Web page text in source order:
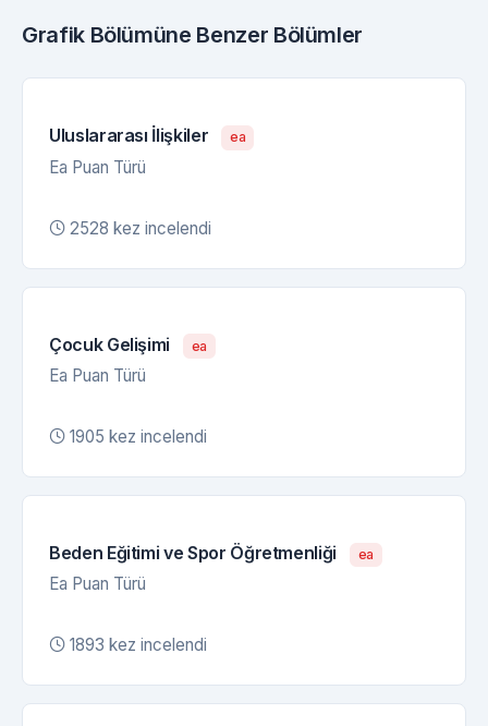
Grafik Bölümüne Benzer Bölümler
Uluslararası İlişkiler ea
Ea Puan Türü
2528 kez incelendi
Çocuk Gelişimi ea
Ea Puan Türü
1905 kez incelendi
Beden Eğitimi ve Spor Öğretmenliği ea
Ea Puan Türü
1893 kez incelendi